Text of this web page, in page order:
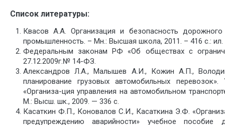
Список литературы:
Квасов А.А. Организация и безопасность
промышленность. – Мн.: Высшая школа, 2011. – 416 с.: ил.
Федеральным законам РФ «Об обществах с
27.12.2009г.№ 14-ФЗ.
Александров Л.А., Малышев А.И., Кожин А.П.,
планирование грузовых автомобильных
«Организа-ция управления на автомобильном
М.: Высш. шк., 2009. — 336 с.
Касаткин Ф.П., Коновалов С.И., Касаткина Э.Ф.
предупреждению аварийности» учебное